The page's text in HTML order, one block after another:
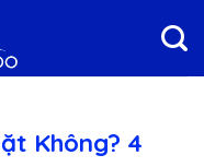
Không? 4